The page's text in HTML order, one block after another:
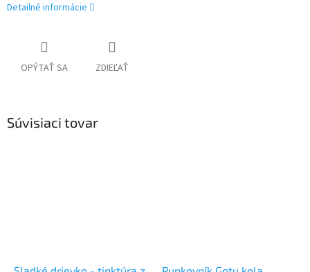
Detailné informácie
OPÝTAŤ SA ZDIEĽAŤ
Súvisiaci tovar